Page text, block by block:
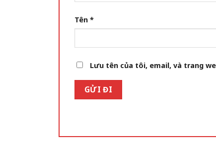
Tên *
Lưu tên của tôi, email, và trang